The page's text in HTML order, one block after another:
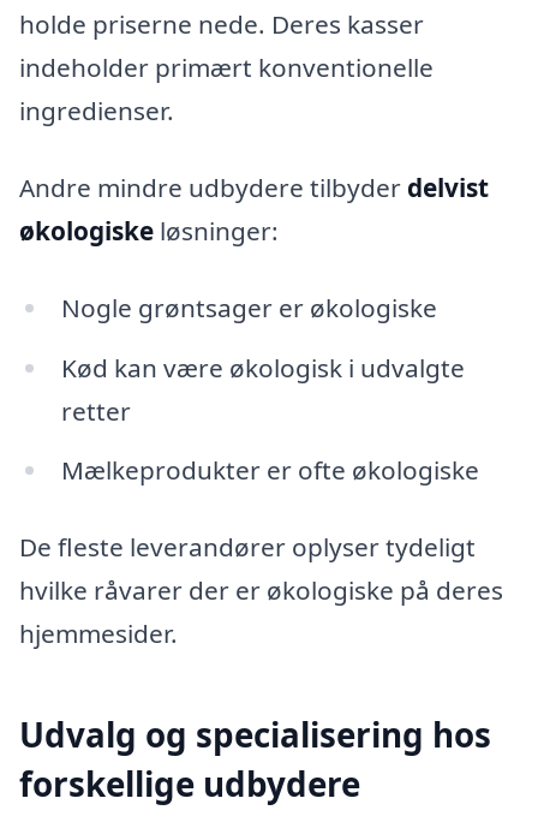
holde priserne nede. Deres kasser
indeholder primært konventionelle
ingredienser.
Andre mindre udbydere tilbyder delvist
økologiske løsninger:
Nogle grøntsager er økologiske
Kød kan være økologisk i udvalgte
retter
Mælkeprodukter er ofte økologiske
De fleste leverandører oplyser tydeligt
hvilke råvarer der er økologiske på deres
hjemmesider.
Udvalg og specialisering hos
forskellige udbydere